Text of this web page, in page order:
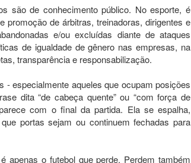
são de conhecimento público. No esporte, é
promoção de árbitras, treinadoras, dirigentes e
e/ou excluídas diante de ataques
de igualdade de gênero nas empresas, na
transparência e responsabilização.
especialmente aqueles que ocupam posições
dita “de cabeça quente” ou “com força de
com o final da partida. Ela se espalha,
portas sejam ou continuem fechadas para
apenas o futebol que perde. Perdem também